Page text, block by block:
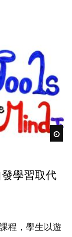
學習取代
程，學生以遊